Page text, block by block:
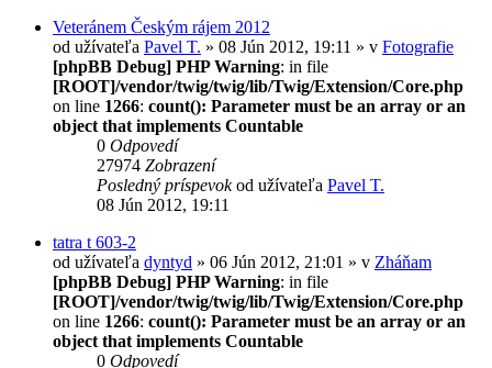
Veteránem Českým rájem 2012
od užívateľa Pavel T. » 08 Jún 2012, 19:11 » v Fotografie
[phpBB Debug] PHP Warning: in file
[ROOT]/vendor/twig/twig/lib/Twig/Extension/Core.php
on line 1266: count(): Parameter must be an array or an
object that implements Countable
0 Odpovedí
27974 Zobrazení
Posledný príspevokod užívateľa Pavel T.
08 Jún 2012, 19:11
tatra t 603-2
od užívateľa dyntyd » 06 Jún 2012, 21:01 » v Zháňam
[phpBB Debug] PHP Warning: in file
[ROOT]/vendor/twig/twig/lib/Twig/Extension/Core.php
on line 1266: count(): Parameter must be an array or an
object that implements Countable
0 Odpovedí